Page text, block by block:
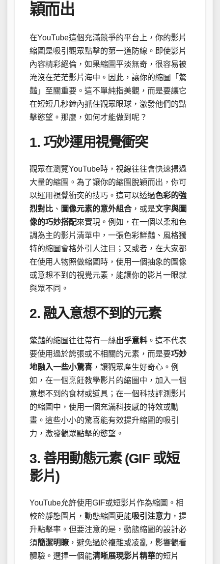
穎而出
在YouTube這個充滿競爭的平台上，你的影片
縮圖是吸引觀眾點擊的第一道防線。即使影片
內容精彩絕倫，如果縮圖平淡無奇，很容易被
淹沒在茫茫影片海中。因此，讓你的縮圖「驚
豔」至關重要。這不單純指美觀，而是要讓它
在短短几秒鐘內抓住觀眾眼球，激發他們的點
擊慾望。那麼，如何才能做到呢？
1. 巧妙運用視覺衝突
觀眾在瀏覽YouTube時，視線往往會快速掃過
大量的縮圖。為了讓你的縮圖脫穎而出，你可
以運用視覺衝突的技巧。這可以透過色彩的強
烈對比 、 圖像元素的意外組合 ，或是文字與圖
像的巧妙搭配來實現。例如，在一個以柔和色
調為主的影片清單中，一張色彩鮮豔、風格獨
特的縮圖會格外引人注目；又或者，在大家都
在使用人物照做縮圖時，使用一個抽象的圖像
或意想不到的視覺元素，能讓你的影片一眼就
與眾不同。
2. 融入意想不到的元素
驚豔的縮圖往往帶有一絲出乎意料 。這不代表
要使用過於誇張或不相關的元素，而是要巧妙
地融入一些小驚喜 ，讓觀眾產生好奇心。例
如，在一個烹飪教學影片的縮圖中，加入一個
意想不到的食材或道具；在一個科技評測影片
的縮圖中，使用一個充滿科技感的特效或動
畫。這些小小的驚喜能有效提升縮圖的吸引
力，激發觀眾點擊的慾望。
3. 善用動態元素 (GIF 或短
影片)
YouTube允許使用GIF或短影片作為縮圖。相
較於靜態圖片，動態縮圖更能吸引注意力 ，提
升點擊率。但要注意的是，動態縮圖的設計必
須簡潔明瞭，避免過於複雜或凌亂，影響觀看
體驗。選擇一個能清晰展現影片精華的短片